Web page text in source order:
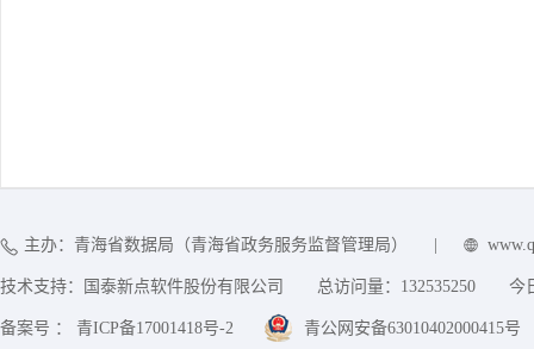
主办：青海省数据局（青海省政务服务监督管理局）
技术支持：国泰新点软件股份有限公司 总访问量： 132535250 今
备案号 ： 青ICP备17001418号-2 青公网安备63010402000415号